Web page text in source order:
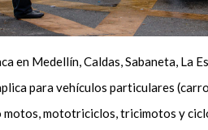
en Medellín, Caldas, Sabaneta, La
para vehículos particulares
motos, mototriciclos, tricimotos y